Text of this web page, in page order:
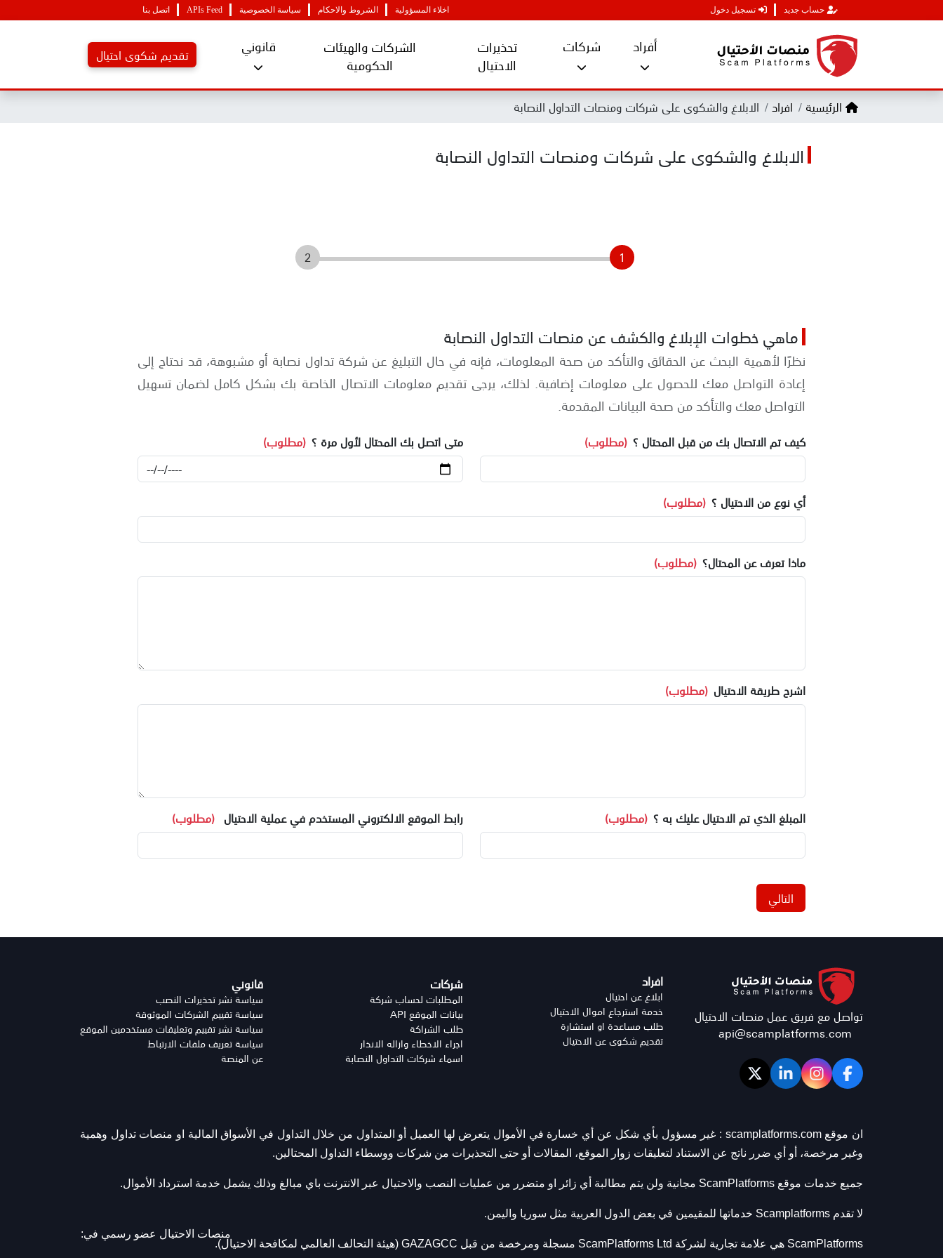
حساب جديد تسجيل دخول اخلاء المسؤولية الشروط والاحكام سياسة الخصوصية APIs Feed اتصل بنا
أفراد شركات تحذيرات
الاحتيال
الشركات والهيئات
الحكومية
قانوني تقديم شكوى احتيال
الرئيسية افراد الابلاغ والشكوى على شركات ومنصات التداول النصابة
الابلاغ والشكوى على شركات ومنصات التداول النصابة
ماهي خطوات الإبلاغ والكشف عن منصات التداول النصابة
نظرًا لأهمية البحث عن الحقائق والتأكد من صحة المعلومات، فإنه في حال التبليغ عن شركة تداول نصابة أو مشبوهة، قد نحتاج إلى
إعادة التواصل معك للحصول على معلومات إضافية. لذلك، يرجى تقديم معلومات الاتصال الخاصة بك بشكل كامل لضمان تسهيل
التواصل معك والتأكد من صحة البيانات المقدمة.
كيف تم الاتصال بك من قبل المحتال ؟ (مطلوب) متى اتصل بك المحتال لأول مرة ؟ (مطلوب)
أي نوع من الاحتيال ؟ (مطلوب)
ماذا تعرف عن المحتال؟ (مطلوب)
اشرح طريقة الاحتيال (مطلوب)
المبلغ الذي تم الاحتيال عليك به ؟ (مطلوب) رابط الموقع الالكتروني المستخدم في عملية الاحتيال (مطلوب)
التالي
تواصل مع فريق عمل منصات الاحتيال
api@scamplatforms.com
افراد
ابلاغ عن احتيال
خدمة استرجاع اموال الاحتيال
طلب مساعدة او استشارة
تقديم شكوى عن الاحتيال
شركات
المطلبات لحساب شركة
بيانات الموقع API
طلب الشراكة
اجراء الاخطاء وازاله الانذار
اسماء شركات التداول النصابة
قانوني
سياسة نشر تحذيرات النصب
سياسة تقييم الشركات الموثوقة
سياسة نشر تقييم وتعليقات مستخدمين الموقع
سياسة تعريف ملفات الارتباط
عن المنصة
ان موقع scamplatforms.com :
غير مسؤول بأي شكل عن أي خسارة في الأموال يتعرض لها العميل أو المتداول من خلال التداول في الأسواق المالية او منصات تداول وهمية
وغير مرخصة، أو أي ضرر ناتج عن الاستناد لتعليقات زوار الموقع، المقالات أو حتى التحذيرات من شركات ووسطاء التداول المحتالين.
جميع خدمات موقع ScamPlatforms مجانية ولن يتم مطالبة أي زائر او متضرر من عمليات النصب والاحتيال عبر الانترنت باي مبالغ وذلك يشمل خدمة استرداد الأموال.
لا تقدم Scamplatforms خدماتها للمقيمين في بعض الدول العربية مثل سوريا واليمن.
ScamPlatforms هي علامة تجارية لشركة ScamPlatforms Ltd مسجلة ومرخصة من قبل GAZAGCC (هيئة التحالف العالمي لمكافحة الاحتيال).
منصات الاحتيال عضو رسمي في: